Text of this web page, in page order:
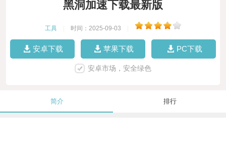
黑洞加速下载最新版
工具 时间：2025-09-03
安卓下载 苹果下载 PC下载
安卓市场，安全绿色
简介 排行